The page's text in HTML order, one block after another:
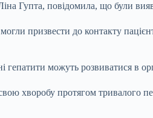
Гупта, повідомила, що були
призвести до контакту
можуть розвиватися в
хворобу протягом тривалого